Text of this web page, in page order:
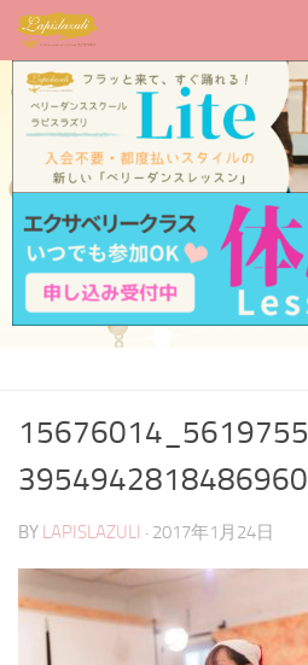
BY LAPISLAZULI · 2017年1月24日